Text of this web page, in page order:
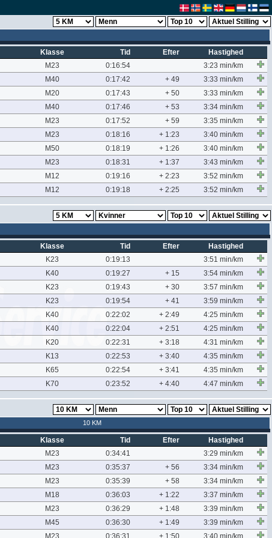
Klasse Tid Efter
Hastighed
M23 0:16:54
3:23 min/km
M40 0:17:42 + 49
3:33 min/km
M20 0:17:43 + 50
3:33 min/km
M40 0:17:46 + 53
3:34 min/km
M23 0:17:52 + 59
3:35 min/km
M23 0:18:16 + 1:23
3:40 min/km
M50 0:18:19 + 1:26
3:40 min/km
M23 0:18:31 + 1:37
3:43 min/km
M12 0:19:16 + 2:23
3:52 min/km
M12 0:19:18 + 2:25 3:52 min/km
Klasse Tid Efter
Hastighed
K23 0:19:13
3:51 min/km
K40 0:19:27 + 15
3:54 min/km
K23 0:19:43 + 30
3:57 min/km
K23 0:19:54 + 41
3:59 min/km
K40 0:22:02 + 2:49
4:25 min/km
K40 0:22:04 + 2:51
4:25 min/km
K20 0:22:31 + 3:18
4:31 min/km
K13 0:22:53 + 3:40
4:35 min/km
K65 0:22:54 + 3:41
4:35 min/km
K70 0:23:52 + 4:40 4:47 min/km
10 KM
Klasse Tid Efter
Hastighed
M23 0:34:41
3:29 min/km
M23 0:35:37 + 56
3:34 min/km
M23 0:35:39 + 58
3:34 min/km
M18 0:36:03 + 1:22
3:37 min/km
M23 0:36:29 + 1:48
3:39 min/km
M45 0:36:30 + 1:49
3:39 min/km
M23 0:36:31 + 1:50 3:40 min/km